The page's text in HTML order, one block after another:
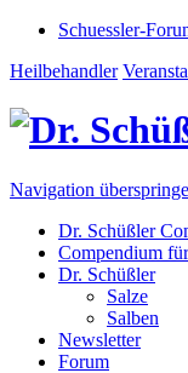
Schuessler-
Heilbehandler
Navigation
Dr. Schüßler
Compendium
Dr. Schüßler
Salze
Salben
Newsletter
Forum